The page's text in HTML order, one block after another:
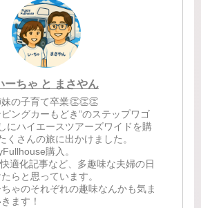
ーちゃ と まさやん
の子育て卒業👏👏👏
ングカーもどき”のステップワゴ
にハイエースツアーズワイドを購
くさんの旅に出かけました。
購入。
適化記事など、多趣味な夫婦の日
らと思っています。
ゃのそれぞれの趣味なんかも気ま
ます！